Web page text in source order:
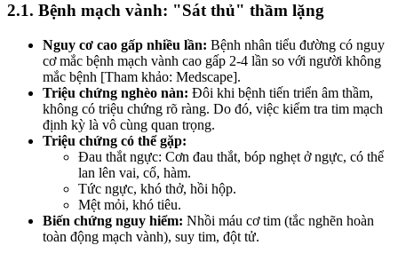
2.1. Bệnh mạch vành: "Sát thủ" thầm lặng
Nguy cơ cao gấp nhiều lần: Bệnh nhân tiểu đường có nguy
cơ mắc bệnh mạch vành cao gấp 2-4 lần so với người không
mắc bệnh [Tham khảo: Medscape].
Triệu chứng nghèo nàn: Đôi khi bệnh tiến triển âm thầm,
không có triệu chứng rõ ràng. Do đó, việc kiểm tra tim mạch
định kỳ là vô cùng quan trọng.
Triệu chứng có thể gặp:
Đau thắt ngực: Cơn đau thắt, bóp nghẹt ở ngực, có thể
lan lên vai, cổ, hàm.
Tức ngực, khó thở, hồi hộp.
Mệt mỏi, khó tiêu.
Biến chứng nguy hiểm: Nhồi máu cơ tim (tắc nghẽn hoàn
toàn động mạch vành), suy tim, đột tử.